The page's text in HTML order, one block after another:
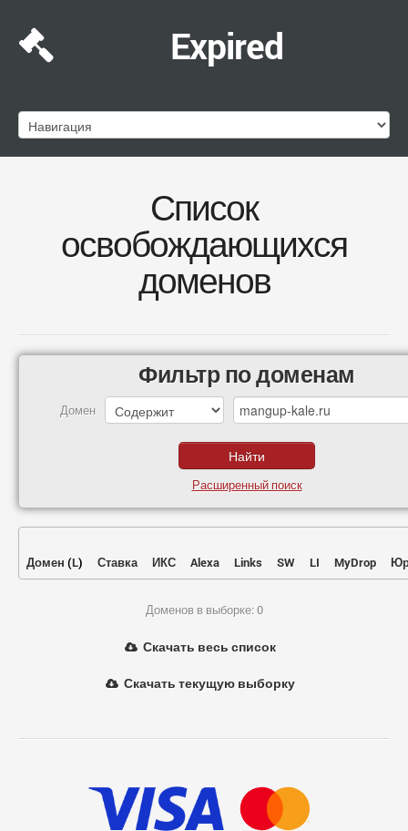
Expired
Список
освобождающихся
доменов
Фильтр по доменам
Домен
Расширенный поиск
Домен (L) Ставка ИКС Alexa Links SW LI MyDrop
Доменов в выборке: 0
Скачать весь список
Скачать текущую выборку